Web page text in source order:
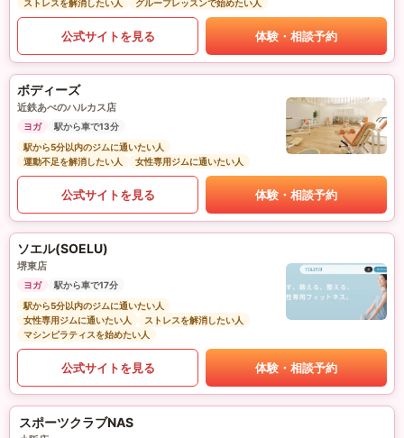
ストレスを解消したい人
グループレッスンで始めたい人
公式サイトを見る 体験・相談予約
ボディーズ
近鉄あべのハルカス店
ヨガ
駅から車で13分
駅から5分以内のジムに通いたい人
運動不足を解消したい人
女性専用ジムに通いたい人
公式サイトを見る 体験・相談予約
ソエル(SOELU)
堺東店
ヨガ
駅から車で17分
駅から5分以内のジムに通いたい人
女性専用ジムに通いたい人
ストレスを解消したい人
マシンピラティスを始めたい人
公式サイトを見る 体験・相談予約
スポーツクラブNAS